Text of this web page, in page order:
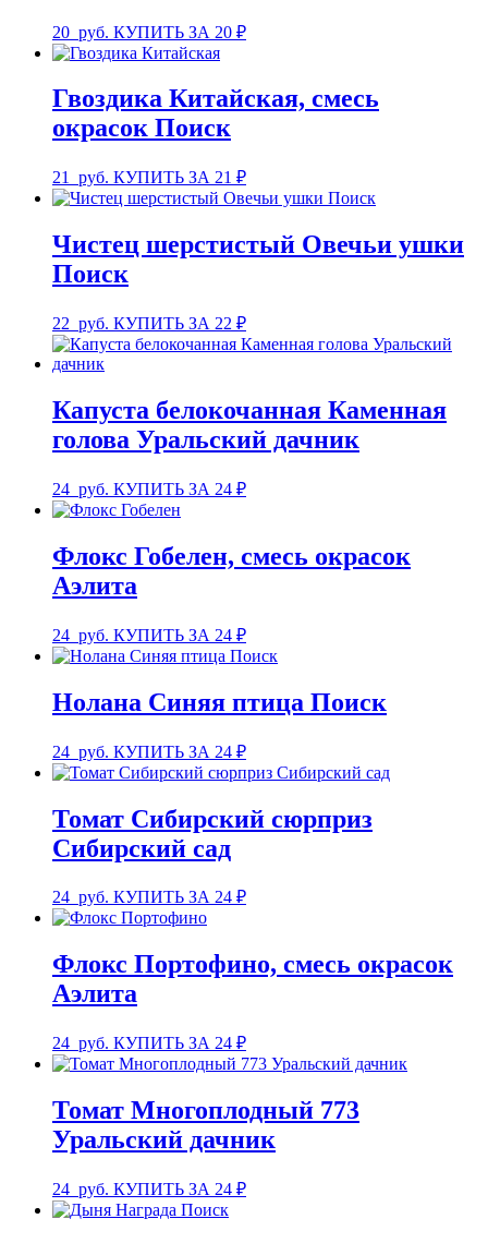
20 руб. КУПИТЬ ЗА 20 ₽
Гвоздика Китайская, смесь
окрасок Поиск
21 руб. КУПИТЬ ЗА 21 ₽
Чистец шерстистый Овечьи ушки
Поиск
22 руб. КУПИТЬ ЗА 22 ₽
Капуста белокочанная Каменная
голова Уральский дачник
24 руб. КУПИТЬ ЗА 24 ₽
Флокс Гобелен, смесь окрасок
Аэлита
24 руб. КУПИТЬ ЗА 24 ₽
Нолана Синяя птица Поиск
24 руб. КУПИТЬ ЗА 24 ₽
Томат Сибирский сюрприз
Сибирский сад
24 руб. КУПИТЬ ЗА 24 ₽
Флокс Портофино, смесь окрасок
Аэлита
24 руб. КУПИТЬ ЗА 24 ₽
Томат Многоплодный 773
Уральский дачник
24 руб. КУПИТЬ ЗА 24 ₽